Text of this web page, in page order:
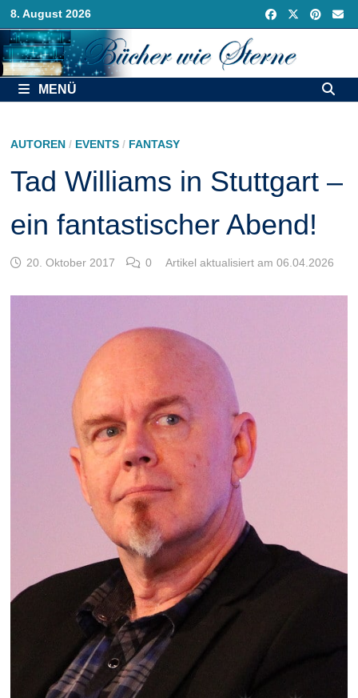
Zurück
zum
Inhalt
8. August 2026
MENÜ
AUTOREN/ EVENTS/ FANTASY
Tad Williams in Stuttgart –
ein fantastischer Abend!
20. Oktober 2017 0 Artikel aktualisiert am 06.04.2026